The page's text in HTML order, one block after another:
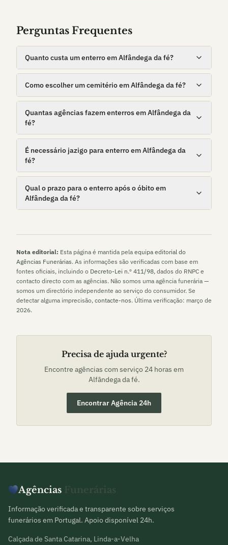
Perguntas Frequentes
Quanto custa um enterro em Alfândega da fé?
Como escolher um cemitério em Alfândega da fé?
Quantas agências fazem enterros em Alfândega da
fé?
É necessário jazigo para enterro em Alfândega da
fé?
Qual o prazo para o enterro após o óbito em
Alfândega da fé?
Nota editorial: Esta página é mantida pela equipa editorial do
Agências Funerárias. As informações são verificadas com base em
fontes oficiais, incluindo o Decreto-Lei n.º 411/98, dados do RNPC e
contacto directo com as agências. Não somos uma agência funerária —
somos um directório independente ao serviço do consumidor. Se
detectar alguma imprecisão, contacte-nos. Última verificação: março de
2026.
Precisa de ajuda urgente?
Encontre agências com serviço 24 horas em
Alfândega da fé.
Encontrar Agência 24h
Agências Funerárias
Informação verificada e transparente sobre serviços
funerários em Portugal. Apoio disponível 24h.
Calçada de Santa Catarina, Linda-a-Velha